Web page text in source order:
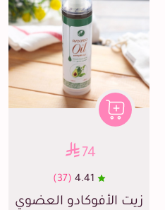
74
4.41
(37)
زيت الأفوكادو العضوي